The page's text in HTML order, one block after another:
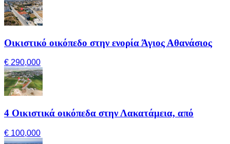
Οικιστικό οικόπεδο στην ενορία Άγιος Αθανάσιος
€ 290,000
4 Οικιστικά οικόπεδα στην Λακατάμεια, από
€ 100,000